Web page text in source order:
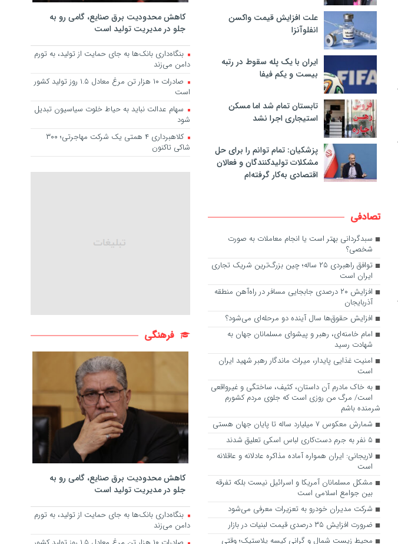
علت افزایش قیمت واکسن
انفلوآنزا
ایران با یک پله سقوط در رتبه
بیست و یکم فیفا
تابستان تمام شد اما مسکن
استیجاری اجرا نشد
پزشکیان: تمام توانم را برای حل
مشکلات تولیدکنندگان و فعالان
اقتصادی به‌کار گرفته‌ام
تصادفی
سبدگردانی بهتر است یا انجام معاملات به صورت
شخصی؟
توافق راهبردی ۲۵ ساله؛ چین بزرگ‌ترین شریک تجاری
ایران است
افزایش ۲۰ درصدی جابجایی مسافر در راه‌آهن منطقه
آذربایجان
افزایش حقوق‌ها سال آینده دو مرحله‌ای می‌شود؟
امام خامنه‌ای، رهبر و پیشوای مسلمانان جهان به
شهادت رسید
امنیت غذایی پایدار، میراث ماندگار رهبر شهید ایران
است
به خاک مادرم آن داستان، کثیف، ساختگی و غیرواقعی
است/ مرگ من روزی‌ است که جلوی مردم کشورم
شرمنده باشم
شمارش معکوس ۷ میلیارد ساله تا پایان جهان هستی
۵ نفر به جرم دست‌کاری لباس اسکی تعلیق شدند
لاریجانی: ایران همواره آماده مذاکره عادلانه و عاقلانه
است
مشکل مسلمانان آمریکا و اسرائیل نیست بلکه تفرقه
بین جوامع اسلامی است
شرکت مدیران خودرو به تعزیرات معرفی می‌شود
ضرورت افزایش ۳۵ درصدی قیمت لبنیات در بازار
محیط زیست شمال و گرانی کیسه پلاستیک؛ وقتی
کاهش محدودیت برق صنایع، گامی رو به
جلو در مدیریت تولید است
بنگاه‌داری بانک‌ها به جای حمایت از تولید، به تورم
دامن می‌زند
صادرات ۱۰ هزار تن مرغ معادل ۱.۵ روز تولید کشور
است
سهام عدالت نباید به حیاط خلوت سیاسیون تبدیل
شود
کلاهبرداری ۴ همتی یک شرکت مهاجرتی؛ ۳۰۰
شاکی تاکنون
فرهنگی
کاهش محدودیت برق صنایع، گامی رو به
جلو در مدیریت تولید است
بنگاه‌داری بانک‌ها به جای حمایت از تولید، به تورم
دامن می‌زند